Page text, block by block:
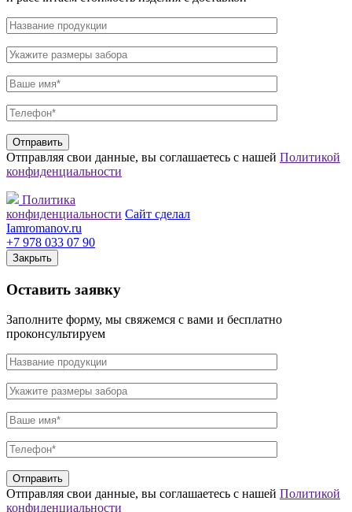
Отправляя свои данные, вы соглашаетесь с нашей Политикой
конфиденциальности
Политика
конфиденциальности Сайт сделал
Iamromanov.ru
+7 978 033 07 90
Закрыть
Оставить заявку
Заполните форму, мы свяжемся с вами и бесплатно
проконсультируем
Отправляя свои данные, вы соглашаетесь с нашей Политикой
конфиденциальности